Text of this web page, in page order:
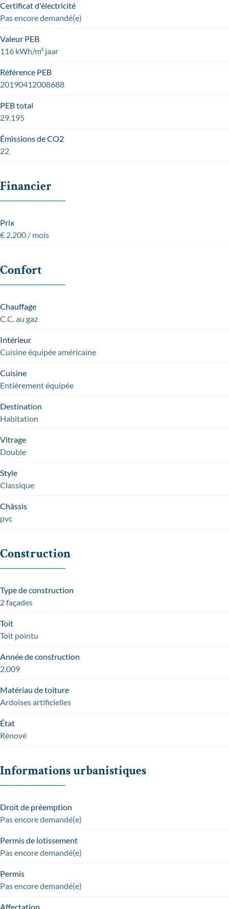
Certificat d'électricité
Pas encore demandé(e)
Valeur PEB
116 kWh/m² jaar
Référence PEB
20190412008688
PEB total
29.195
Émissions de CO2
22
Financier
Prix
€ 2.200 / mois
Confort
Chauffage
C.C. au gaz
Intérieur
Cuisine équipée américaine
Cuisine
Entièrement équipée
Destination
Habitation
Vitrage
Double
Style
Classique
Châssis
pvc
Construction
Type de construction
2 façades
Toit
Toit pointu
Année de construction
2.009
Matériau de toiture
Ardoises artificielles
État
Rénové
Informations urbanistiques
Droit de préemption
Pas encore demandé(e)
Permis de lotissement
Pas encore demandé(e)
Permis
Pas encore demandé(e)
Affectation